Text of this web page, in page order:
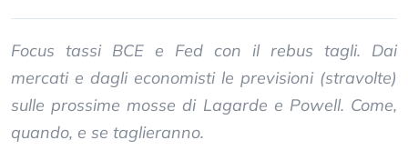
Focus tassi BCE e Fed con il rebus tagli. Dai
mercati e dagli economisti le previsioni (stravolte)
sulle prossime mosse di Lagarde e Powell. Come,
quando, e se taglieranno.